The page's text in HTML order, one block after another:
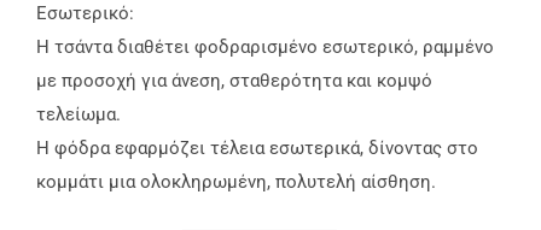
Εσωτερικό:
Η τσάντα διαθέτει φοδραρισμένο εσωτερικό, ραμμένο
με προσοχή για άνεση, σταθερότητα και κομψό
τελείωμα.
Η φόδρα εφαρμόζει τέλεια εσωτερικά, δίνοντας στο
κομμάτι μια ολοκληρωμένη, πολυτελή αίσθηση.